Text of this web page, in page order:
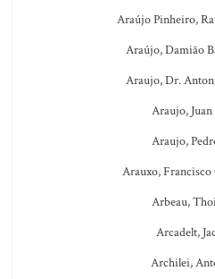
Araújo Pinheiro,
Araújo, Damião
Araujo, Dr.
Araujo, Juan
Araujo,
Arauxo, Francisco
Arbeau,
Arcadelt,
Archilei,